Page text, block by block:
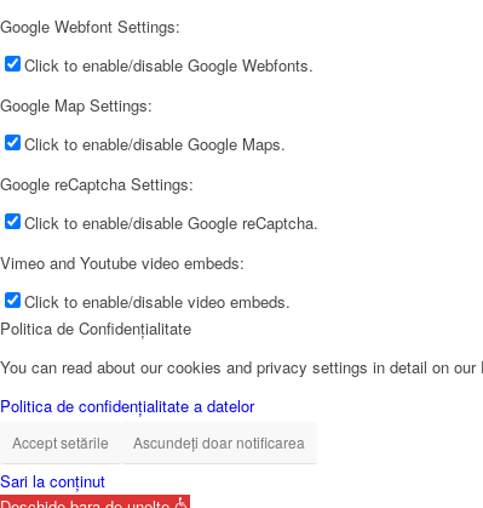
Google Webfont Settings:
Click to enable/disable Google Webfonts.
Google Map Settings:
Click to enable/disable Google Maps.
Google reCaptcha Settings:
Click to enable/disable Google reCaptcha.
Vimeo and Youtube video embeds:
Click to enable/disable video embeds.
Politica de Confidențialitate
You can read about our cookies and privacy settings in detail on
Politica de confidențialitate a datelor
Accept setările Ascundeți doar notificarea
Sari la conținut